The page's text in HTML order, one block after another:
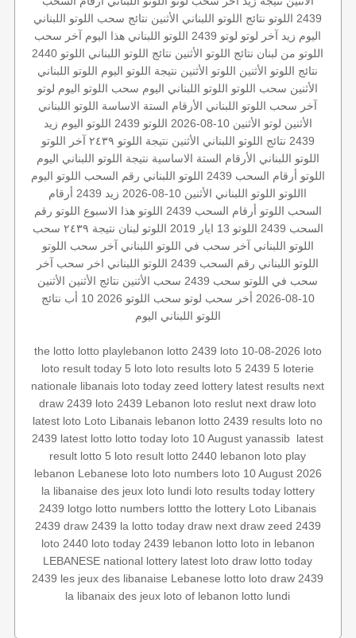
2439 اللوتو نتائج اللوتو اللبناني الأثنين نتائج سحب اللوتو اللبناني
اليوم زيد آخر لوتو لوتو 2439 اللوتو اللبناني هذا اليوم آخر سحب
اللوتو من لبنان نتائج اللوتو الأثنين نتائج اللوتو اللبناني اللوتو 2440
نتائج اللوتو الأثنين اللوتو الأثنين نتيجة اللوتو اليوم اللوتو اللبناني
الأثنين سحب اللوتو اللوتو اللبناني اليوم سحب اللوتو اليوم لوتو
آخر سحب اللوتو اللبناني الأرقام الستة الاساسة اللوتو اللبناني
الأثنين لوتو الأثنين 10-08-2026 اللوتو 2439
اللوتو اليوم زيد
2439 نتائج اللوتو اللبناني الأثنين نتيجة اللوتو ٢٤٣٩
آخر اللوتو
اللوتو اللبناني الأرقام الستة الاساسية نتيجة اللوتو اللبناني اليوم
اللوتو أرقام السحب 2439
اللوتو اللبناني رقم السحب اللوتو اليوم
االلوتو اللوتو اللبناني الأثنين 10-08-2026 زيد 2439
أرقام
السحب اللوتو أرقام السحب 2439 اللوتو هذا الاسبوع اللوتو رقم
السحب 2439
اللوتو 13 ايار 2019 اللوتو لبنان نتيجة ٢٤٣٩
سحب
اللوتو اللبناني آخر سحب في اللوتو اللبناني آخر سحب اللوتو
اللوتو اللبناني رقم السحب 2439
اللوتو اللبناني اخر سحب آخر
سحب في اللوتو سحب 2439 سحب الأثنين نتائج الأثنين الأثنين
10-08-2026
أخر سحب لوتو سحب اللوتو 2026 10 أب
نتائج
اللوتو اللبناني اليوم
the lotto lotto playlebanon lotto 2439 loto 10-08-2026 loto
loto result today 5 loto loto results loto 5 2439 5 loterie
nationale libanais loto today zeed lottery latest results next
draw 2439 loto 2439 Lebanon loto reslut next draw loto
latest loto Loto Libanais lebanon lotto 2439 results loto no
2439 latest lotto lotto today loto 10 August yanassib latest
result lotto 5 loto result lotto 2440 lebanon loto play
lebanon Lebanese loto loto numbers loto 10 August 2026
la libanaise des jeux loto lundi loto results today lottery
2439 lotgo lotto numbers lottto the lottery Loto Libanais
2439 draw 2439 la lotto today draw next draw zeed 2439
loto 2440 loto today 2439 lebanon lotto loto in lebanon
LEBANESE national lottery latest loto draw lotto today
2439 les jeux des libanaise Lebanese lotto loto draw 2439
la libanaix des jeux loto of lebanon lotto lundi